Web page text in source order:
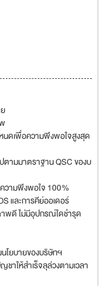
นดเพื่อความพึงพอใจสูงสุด
ตามมาตราฐาน QSC ของบ
วามพึงพอใจ 100%
และการคีย์ออเดอร์
พดี ไม่มีอุปกรณ์ใดชำรุด
โยบายของบริษัทฯ
าให้สำเร็จลุล่วงตามเวลา